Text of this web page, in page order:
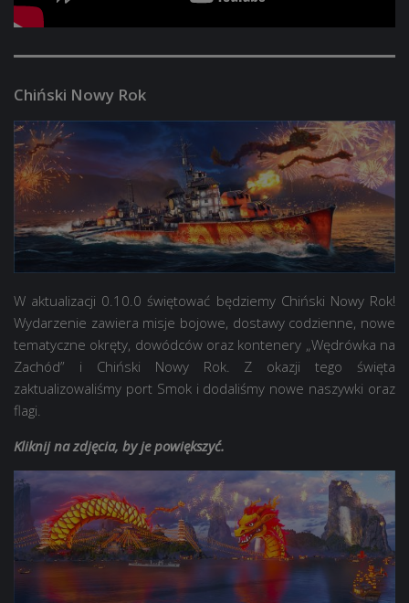
Chiński Nowy Rok
W aktualizacji 0.10.0 świętować będziemy Chiński Nowy Rok!
Wydarzenie zawiera misje bojowe, dostawy codzienne, nowe
tematyczne okręty, dowódców oraz kontenery „Wędrówka na
Zachód” i Chiński Nowy Rok. Z okazji tego święta
zaktualizowaliśmy port Smok i dodaliśmy nowe naszywki oraz
flagi.
Kliknij na zdjęcia, by je powiększyć.